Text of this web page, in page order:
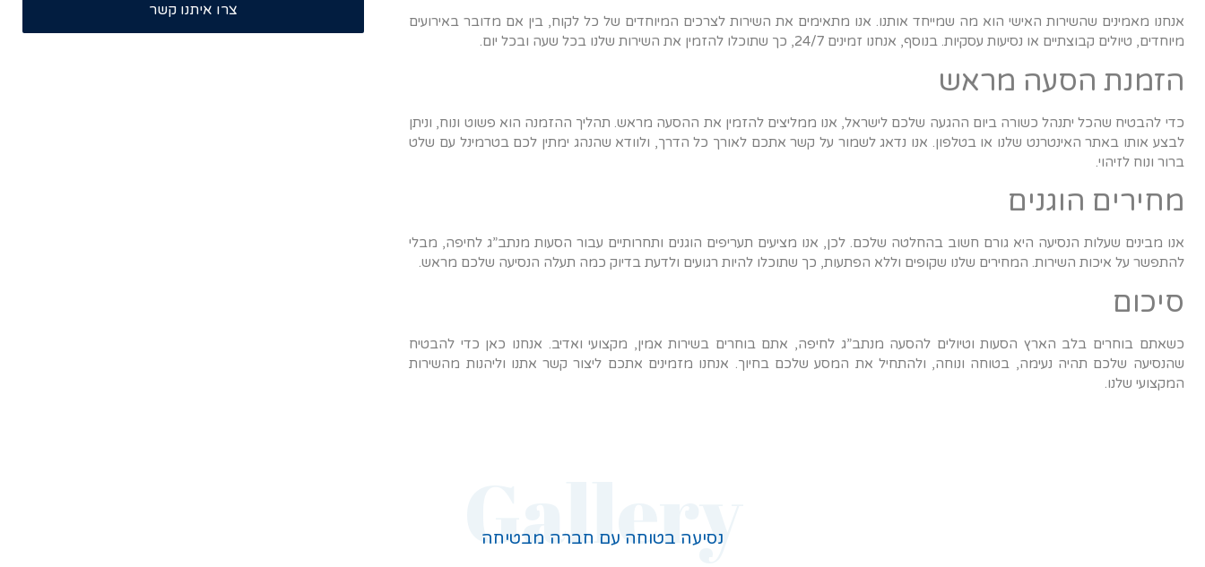
אנחנו מאמינים שהשירות האישי הוא מה שמייחד אותנו. אנו מתאימים את השירות לצרכים המיוחדים של כל לקוח, בין אם מדובר באירועים
מיוחדים, טיולים קבוצתיים או נסיעות עסקיות. בנוסף, אנחנו זמינים 24/7, כך שתוכלו להזמין את השירות שלנו בכל שעה ובכל יום.
הזמנת הסעה מראש
כדי להבטיח שהכל יתנהל כשורה ביום ההגעה שלכם לישראל, אנו ממליצים להזמין את ההסעה מראש. תהליך ההזמנה הוא פשוט ונוח, וניתן
לבצע אותו באתר האינטרנט שלנו או בטלפון. אנו נדאג לשמור על קשר אתכם לאורך כל הדרך, ולוודא שהנהג ימתין לכם בטרמינל עם שלט
ברור ונוח לזיהוי.
מחירים הוגנים
אנו מבינים שעלות הנסיעה היא גורם חשוב בהחלטה שלכם. לכן, אנו מציעים תעריפים הוגנים ותחרותיים עבור הסעות מנתב”ג לחיפה, מבלי
להתפשר על איכות השירות. המחירים שלנו שקופים וללא הפתעות, כך שתוכלו להיות רגועים ולדעת בדיוק כמה תעלה הנסיעה שלכם מראש.
סיכום
כשאתם בוחרים בלב הארץ הסעות וטיולים להסעה מנתב”ג לחיפה, אתם בוחרים בשירות אמין, מקצועי ואדיב. אנחנו כאן כדי להבטיח
שהנסיעה שלכם תהיה נעימה, בטוחה ונוחה, ולהתחיל את המסע שלכם בחיוך. אנחנו מזמינים אתכם ליצור קשר אתנו וליהנות מהשירות
המקצועי שלנו.
צרו איתנו קשר
Gallery
נסיעה בטוחה עם חברה מבטיחה